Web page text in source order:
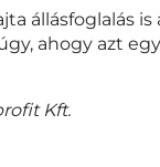
állásfoglalás
ahogy azt
Kft.